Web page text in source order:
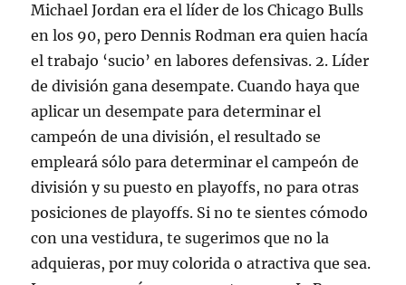
Michael Jordan era el líder de los Chicago Bulls
en los 90, pero Dennis Rodman era quien hacía
el trabajo ‘sucio’ en labores defensivas. 2. Líder
de división gana desempate. Cuando haya que
aplicar un desempate para determinar el
campeón de una división, el resultado se
empleará sólo para determinar el campeón de
división y su puesto en playoffs, no para otras
posiciones de playoffs. Si no te sientes cómodo
con una vestidura, te sugerimos que no la
adquieras, por muy colorida o atractiva que sea.